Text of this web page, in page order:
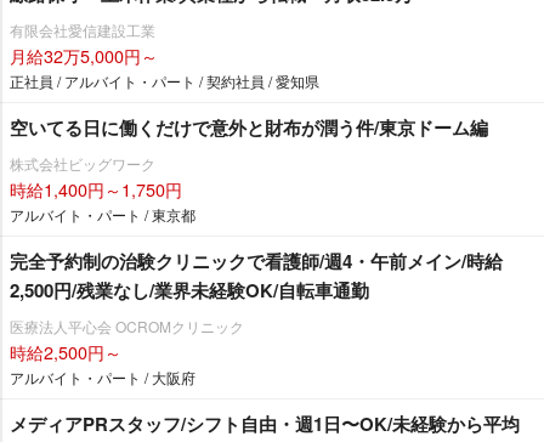
有限会社愛信建設工業
月給32万5,000円～
正社員 / アルバイト・パート / 契約社員 / 愛知県
空いてる日に働くだけで意外と財布が潤う件/東京ドーム編
株式会社ビッグワーク
時給1,400円～1,750円
アルバイト・パート / 東京都
完全予約制の治験クリニックで看護師/週4・午前メイン/時給
2,500円/残業なし/業界未経験OK/自転車通勤
医療法人平心会 OCROMクリニック
時給2,500円～
アルバイト・パート / 大阪府
メディアPRスタッフ/シフト自由・週1日〜OK/未経験から平均